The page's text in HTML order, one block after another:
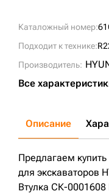
Каталожный номер:
Подходит к технике:
Производитель:
Все
Описание
Предлагаем
для экскаваторов
Втулка СК-0001608